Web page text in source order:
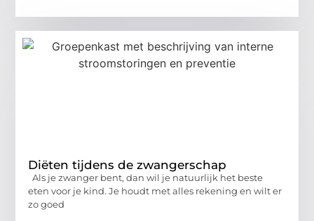
Diëten tijdens de zwangerschap
Als je zwanger bent, dan wil je natuurlijk het beste
eten voor je kind. Je houdt met alles rekening en wilt er
zo goed